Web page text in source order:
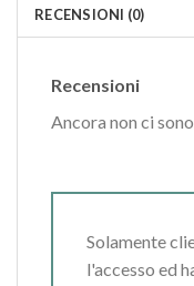
RECENSIONI (0)
Recensioni
Ancora non ci
Solamente
l'accesso ed